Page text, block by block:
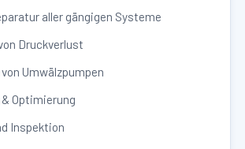
aller gängigen Systeme
Druckverlust
Umwälzpumpen
Optimierung
Inspektion